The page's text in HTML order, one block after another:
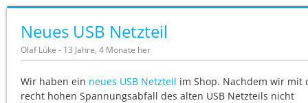
Neues USB Netzteil
Olaf Lüke - 13 Jahre, 4 Monate her
Wir haben ein neues USB Netzteil im Shop. Nachdem wir mit
recht hohen Spannungsabfall des alten USB Netzteils nicht